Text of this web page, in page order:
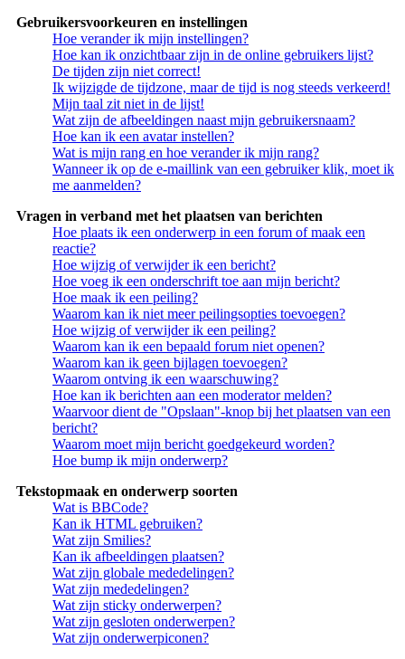
Gebruikersvoorkeuren en instellingen
Hoe verander ik mijn instellingen?
Hoe kan ik onzichtbaar zijn in de online gebruikers lijst?
De tijden zijn niet correct!
Ik wijzigde de tijdzone, maar de tijd is nog steeds verkeerd!
Mijn taal zit niet in de lijst!
Wat zijn de afbeeldingen naast mijn gebruikersnaam?
Hoe kan ik een avatar instellen?
Wat is mijn rang en hoe verander ik mijn rang?
Wanneer ik op de e-maillink van een gebruiker klik, moet ik
me aanmelden?
Vragen in verband met het plaatsen van berichten
Hoe plaats ik een onderwerp in een forum of maak een
reactie?
Hoe wijzig of verwijder ik een bericht?
Hoe voeg ik een onderschrift toe aan mijn bericht?
Hoe maak ik een peiling?
Waarom kan ik niet meer peilingsopties toevoegen?
Hoe wijzig of verwijder ik een peiling?
Waarom kan ik een bepaald forum niet openen?
Waarom kan ik geen bijlagen toevoegen?
Waarom ontving ik een waarschuwing?
Hoe kan ik berichten aan een moderator melden?
Waarvoor dient de "Opslaan"-knop bij het plaatsen van een
bericht?
Waarom moet mijn bericht goedgekeurd worden?
Hoe bump ik mijn onderwerp?
Tekstopmaak en onderwerp soorten
Wat is BBCode?
Kan ik HTML gebruiken?
Wat zijn Smilies?
Kan ik afbeeldingen plaatsen?
Wat zijn globale mededelingen?
Wat zijn mededelingen?
Wat zijn sticky onderwerpen?
Wat zijn gesloten onderwerpen?
Wat zijn onderwerpiconen?